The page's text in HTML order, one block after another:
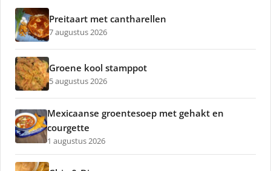
Preitaart met cantharellen
7 augustus 2026
Groene kool stamppot
5 augustus 2026
Mexicaanse groentesoep met gehakt en
courgette
1 augustus 2026